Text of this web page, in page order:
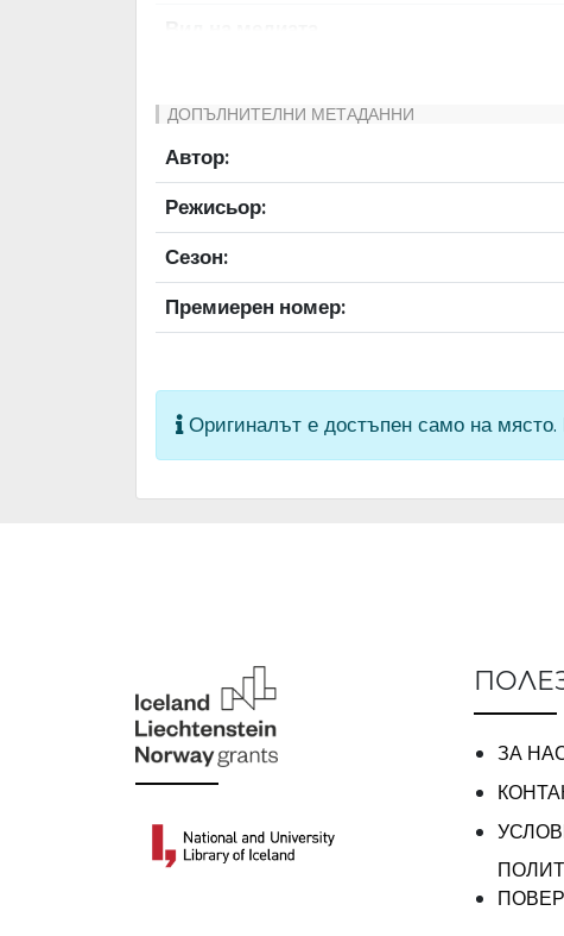
Права за ползване
Предоставяща страна
Качество на изображението
Институция
ДОПЪЛНИТЕЛНИ МЕТАДАННИ
Автор:
Режисьор:
Сезон:
Премиерен номер:
Оригиналът е достъпен само на
ЗА